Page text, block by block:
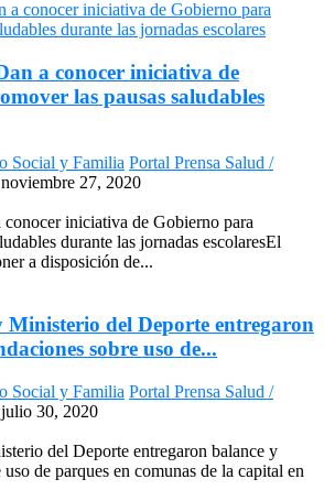
a conocer iniciativa de
las pausas saludables
Social y Familia Portal Prensa Salud /
noviembre 27, 2020
iniciativa de Gobierno para
durante las jornadas escolaresEl
a disposición de...
del Deporte entregaron
sobre uso de...
Social y Familia Portal Prensa Salud /
julio 30, 2020
del Deporte entregaron balance y
de parques en comunas de la capital en